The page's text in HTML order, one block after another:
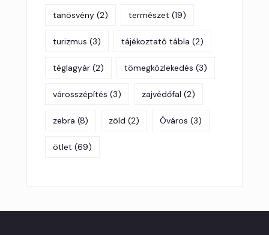
tanösvény (2) természet (19)
turizmus (3) tájékoztató tábla (2)
téglagyár (2) tömegközlekedés (3)
városszépítés (3) zajvédőfal (2)
zebra (8) zöld (2) Óváros (3)
ötlet (69)